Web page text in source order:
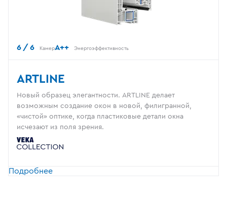
6 / 6 КамерA++ Энергоэффективность
ARTLINE
Новый образец элегантности. ARTLINE делает
возможным создание окон в новой, филигранной,
«чистой» оптике, когда пластиковые детали окна
исчезают из поля зрения.
Подробнее